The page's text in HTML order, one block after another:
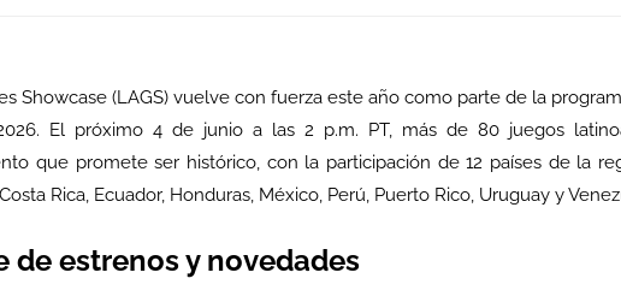
Showcase (LAGS) vuelve con fuerza este año como parte de la
El próximo 4 de junio a las 2 p.m. PT, más de 80 juegos
que promete ser histórico, con la participación de 12 países de la
Rica, Ecuador, Honduras, México, Perú, Puerto Rico, Uruguay y
de estrenos y novedades